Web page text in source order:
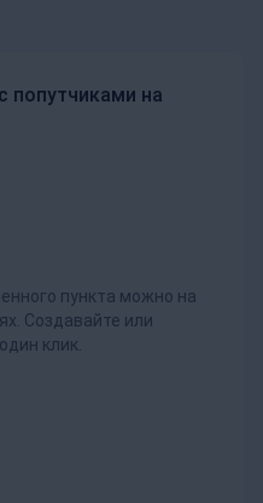
попутчиками на
пункта можно на
Создавайте или
клик.